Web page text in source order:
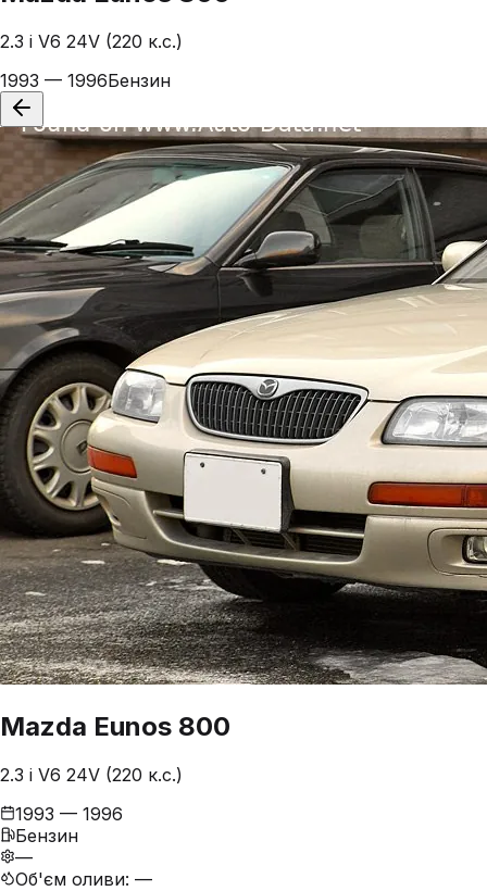
2.3 i V6 24V (220 к.с.)
1993 — 1996Бензин
Mazda Eunos 800
2.3 i V6 24V (220 к.с.)
1993 — 1996
Бензин
—
Об'єм оливи: —